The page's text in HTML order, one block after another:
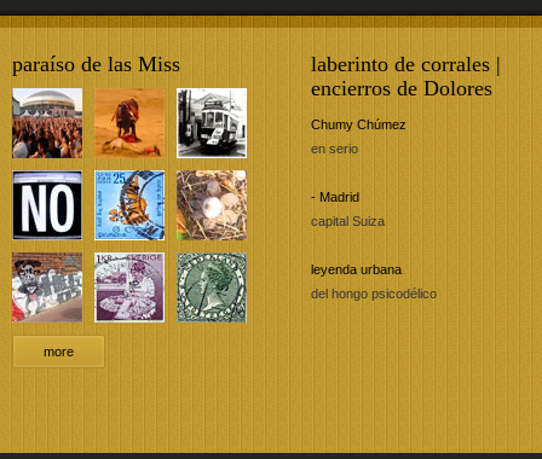
paraíso de las Miss
more
laberinto de corrales |
encierros de Dolores
Chumy Chúmez
en serio
- Madrid
capital Suiza
leyenda urbana
del hongo psicodélico